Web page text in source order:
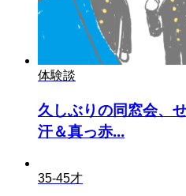
体験談
久しぶりの同窓会、
汗＆真っ赤...
35-45才